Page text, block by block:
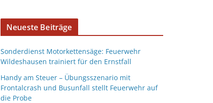
Neueste Beiträge
Sonderdienst Motorkettensäge: Feuerwehr
Wildeshausen trainiert für den Ernstfall
Handy am Steuer – Übungsszenario mit
Frontalcrash und Busunfall stellt Feuerwehr auf
die Probe